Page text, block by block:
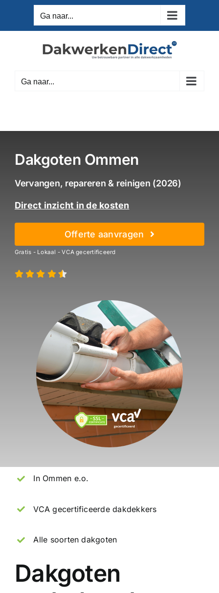
inhoud
Ga naar...
Ga naar...
Dakgoten Ommen
Vervangen, repareren & reinigen (2026)
Direct inzicht in de kosten
Offerte aanvragen
Gratis - Lokaal - VCA gecertificeerd
In Ommen e.o.
VCA gecertificeerde dakdekkers
Alle soorten dakgoten
Dakgoten